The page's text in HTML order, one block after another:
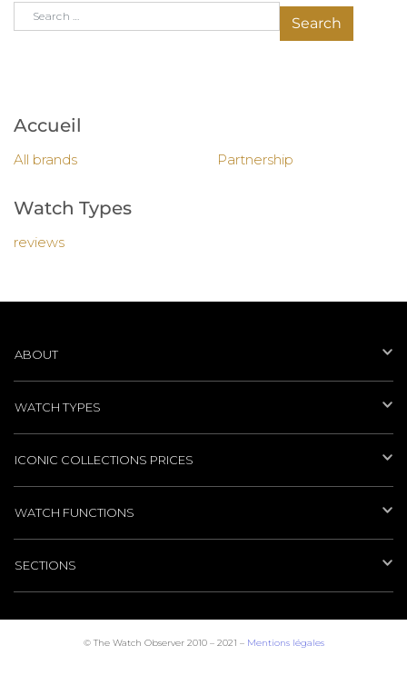
Search for:
Accueil
All brands Partnership
Watch Types
reviews
ABOUT
WATCH TYPES
ICONIC COLLECTIONS PRICES
WATCH FUNCTIONS
SECTIONS
© The Watch Observer 2010 – 2021 – Mentions légales